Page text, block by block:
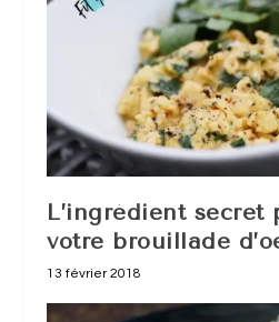
L’ingrédient secret
votre brouillade
13 février 2018